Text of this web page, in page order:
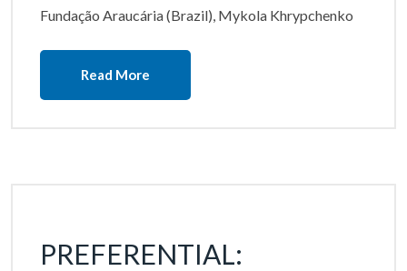
Fundação Araucária (Brazil), Mykola Khrypchenko
Read More
PREFERENTIAL: